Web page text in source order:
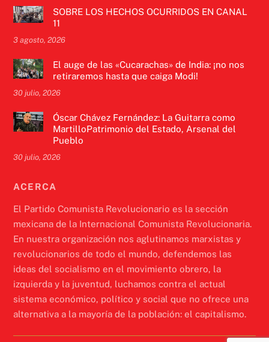
SOBRE LOS HECHOS OCURRIDOS EN CANAL
11
3 agosto, 2026
El auge de las «Cucarachas» de India: ¡no nos
retiraremos hasta que caiga Modi!
30 julio, 2026
Óscar Chávez Fernández: La Guitarra como
MartilloPatrimonio del Estado, Arsenal del
Pueblo
30 julio, 2026
ACERCA
El Partido Comunista Revolucionario es la sección
mexicana de la Internacional Comunista Revolucionaria.
En nuestra organización nos aglutinamos marxistas y
revolucionarios de todo el mundo, defendemos las
ideas del socialismo en el movimiento obrero, la
izquierda y la juventud, luchamos contra el actual
sistema económico, político y social que no ofrece una
alternativa a la mayoría de la población: el capitalismo.